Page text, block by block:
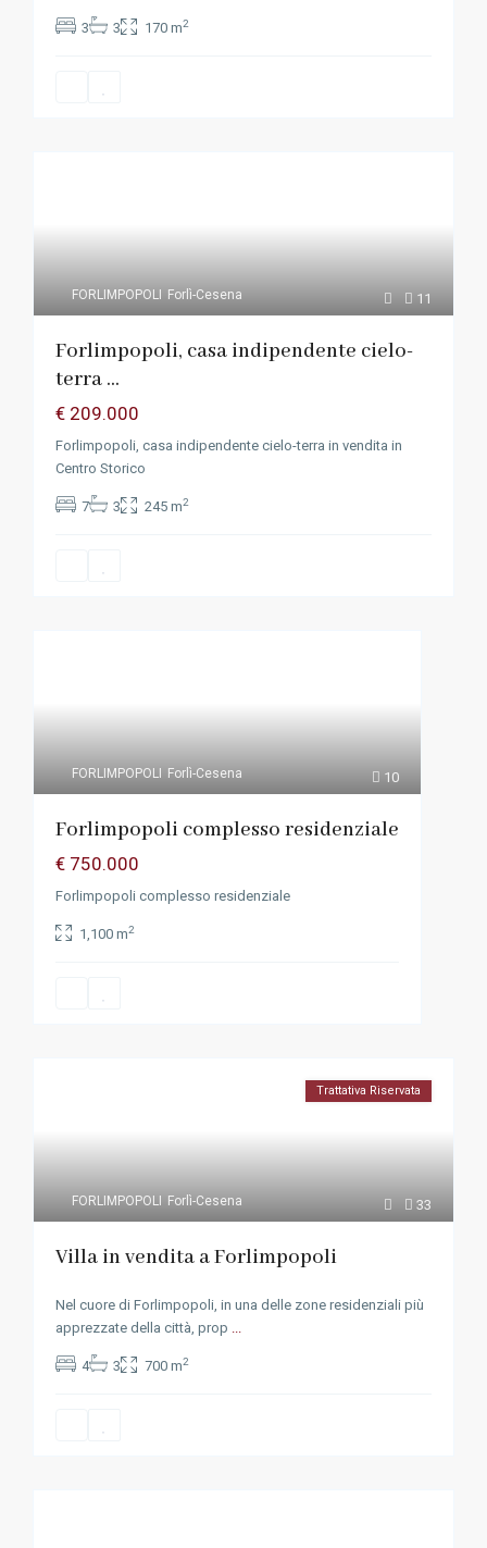
3 3 170 m2
11
FORLIMPOPOLI Forlì-Cesena
Forlimpopoli, casa indipendente cielo-
terra ...
€ 209.000
Forlimpopoli, casa indipendente cielo-terra in vendita in
Centro Storico
7 3 245 m2
10
FORLIMPOPOLI Forlì-Cesena
Forlimpopoli complesso residenziale
€ 750.000
Forlimpopoli complesso residenziale
1,100 m2
33
FORLIMPOPOLI Forlì-Cesena
Trattativa Riservata
Villa in vendita a Forlimpopoli
Nel cuore di Forlimpopoli, in una delle zone residenziali più
apprezzate della città, prop ...
4 3 700 m2